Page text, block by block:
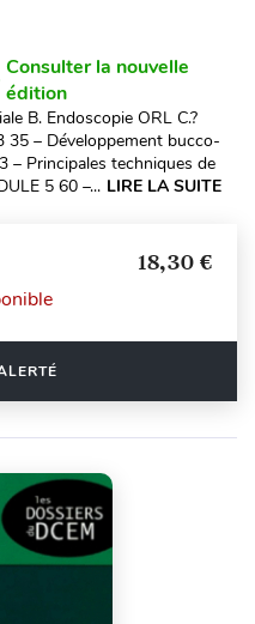
Consulter la nouvelle
édition
B. Endoscopie ORL C.?
35 – Développement bucco-
– Principales techniques de
5 60 –... LIRE LA SUITE
18,30 €